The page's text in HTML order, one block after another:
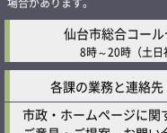
仙台市総合コー
8時～20時 （土
各課の業務と連絡先
市政・ホームページに関